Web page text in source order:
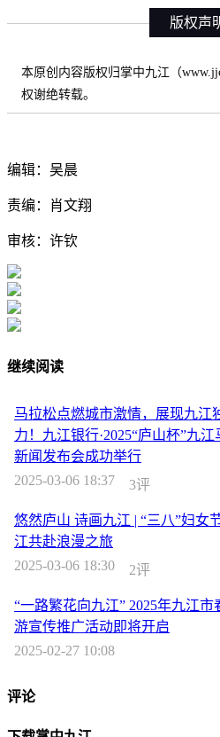
版权声
本原创内容版权归掌中九江（
权谢绝转载。
编辑：吴晨
责编：肖文翔
审核：许钦
继续阅读
马拉松点燃城市激情，展现九江
力！九江银行·2025“庐山杯”九江
新闻发布会成功举行
2025-03-06 18:37
3评
悠然庐山 诗画九江 | “三八”妇女
江共赴浪漫之旅
2025-03-06 18:30
2评
“一路繁花向九江” 2025年九江市
游宣传推广活动即将开启
2025-02-27 10:08
评论